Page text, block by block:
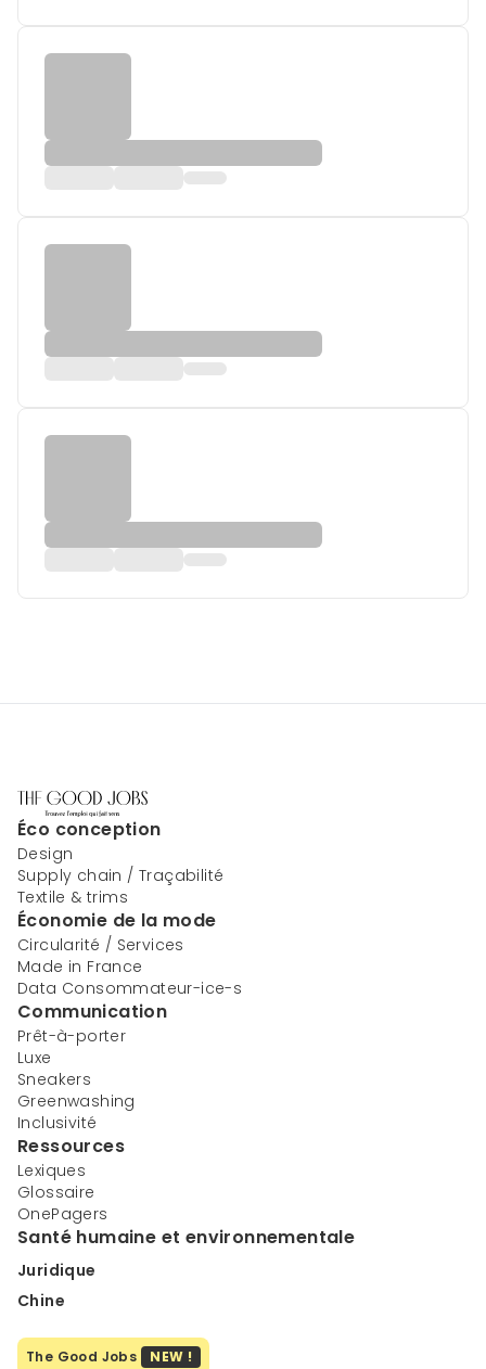
Éco conception
Design
Supply chain / Traçabilité
Textile & trims
Économie de la mode
Circularité / Services
Made in France
Data Consommateur-ice-s
Communication
Prêt-à-porter
Luxe
Sneakers
Greenwashing
Inclusivité
Ressources
Lexiques
Glossaire
OnePagers
Santé humaine et environnementale
Juridique
Chine
The Good Jobs NEW !